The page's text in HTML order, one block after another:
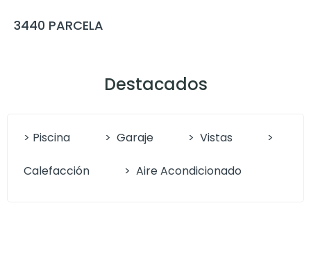
3440 PARCELA
Destacados
> Piscina > Garaje > Vistas >
Calefacción > Aire Acondicionado